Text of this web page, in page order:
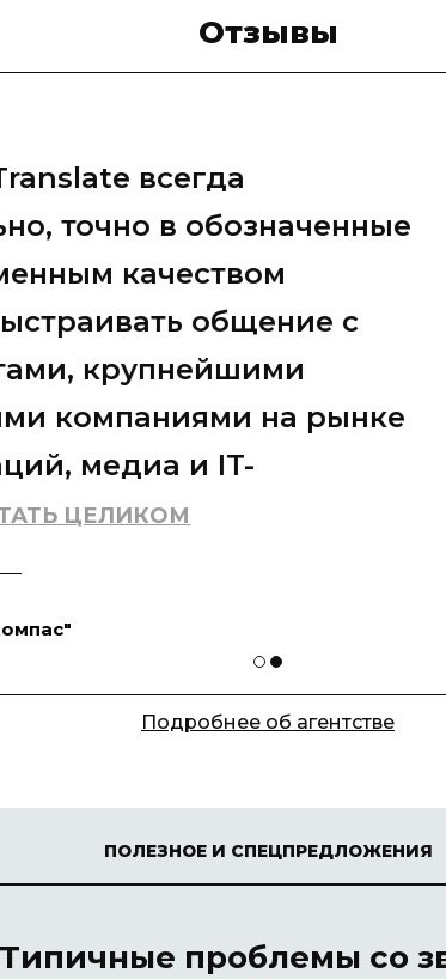
Отзывы
профессиональных
Позвольте
благодарность за
синхронного
мероприятий
форума, научно-
и встреч
ЦЕЛИКОМ
Подробнее об агентстве
ПОЛЕЗНОЕ И СПЕЦПРЕДЛОЖЕНИЯ
Типичные проблемы со